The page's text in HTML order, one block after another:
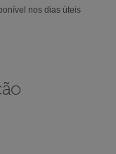
nos dias úteis